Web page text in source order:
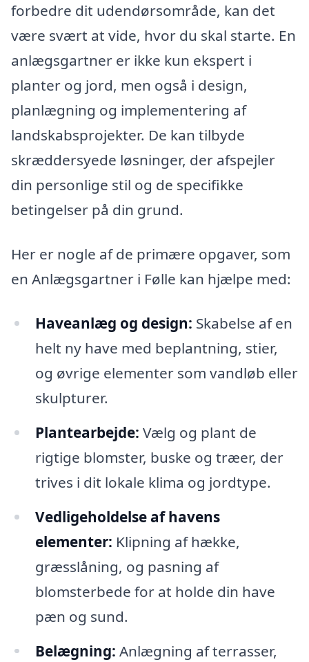
forbedre dit udendørsområde, kan det
være svært at vide, hvor du skal starte. En
anlægsgartner er ikke kun ekspert i
planter og jord, men også i design,
planlægning og implementering af
landskabsprojekter. De kan tilbyde
skræddersyede løsninger, der afspejler
din personlige stil og de specifikke
betingelser på din grund.
Her er nogle af de primære opgaver, som
en Anlægsgartner i Følle kan hjælpe med:
Haveanlæg og design: Skabelse af en
helt ny have med beplantning, stier,
og øvrige elementer som vandløb eller
skulpturer.
Plantearbejde: Vælg og plant de
rigtige blomster, buske og træer, der
trives i dit lokale klima og jordtype.
Vedligeholdelse af havens
elementer: Klipning af hække,
græsslåning, og pasning af
blomsterbede for at holde din have
pæn og sund.
Belægning: Anlægning af terrasser,